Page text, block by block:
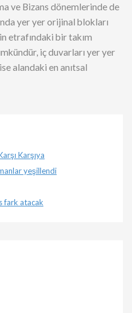
ve Bizans dönemlerinde de
yer yer orijinal blokları
etrafındaki bir takım
iç duvarları yer yer
alandaki en anıtsal
Karşıya
yeşillendi
fark atacak